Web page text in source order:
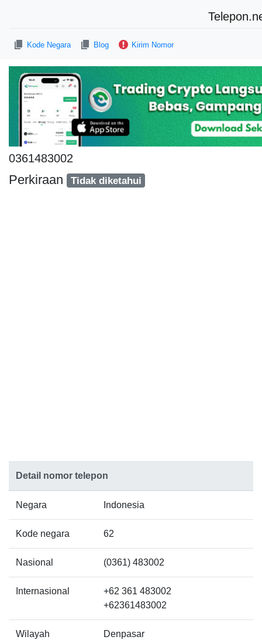
Kode Negara Blog Kirim Nomor
0361483002
Perkiraan Tidak diketahui
Detail nomor telepon
Negara Indonesia
Kode negara 62
Nasional (0361) 483002
Internasional
+62 361 483002
+62361483002
Wilayah Denpasar